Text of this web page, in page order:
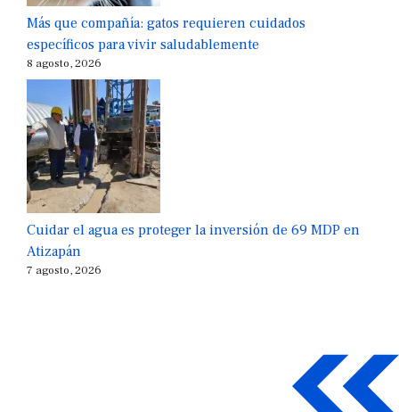
Más que compañía: gatos requieren cuidados
específicos para vivir saludablemente
8 agosto, 2026
Cuidar el agua es proteger la inversión de 69 MDP en
Atizapán
7 agosto, 2026